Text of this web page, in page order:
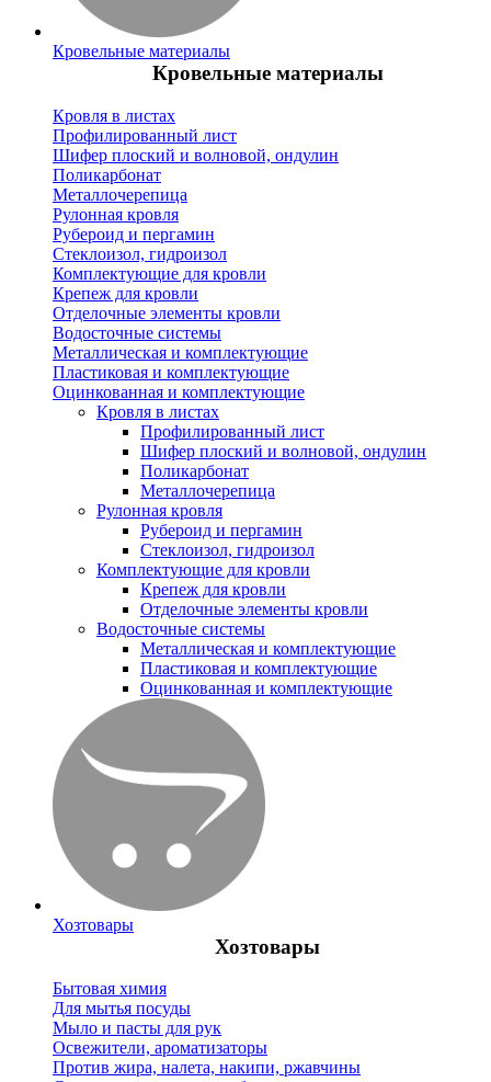
Кровельные материалы
Кровельные материалы
Кровля в листах
Профилированный лист
Шифер плоский и волновой, ондулин
Поликарбонат
Металлочерепица
Рулонная кровля
Рубероид и пергамин
Стеклоизол, гидроизол
Комплектующие для кровли
Крепеж для кровли
Отделочные элементы кровли
Водосточные системы
Металлическая и комплектующие
Пластиковая и комплектующие
Оцинкованная и комплектующие
Кровля в листах
Профилированный лист
Шифер плоский и волновой, ондулин
Поликарбонат
Металлочерепица
Рулонная кровля
Рубероид и пергамин
Стеклоизол, гидроизол
Комплектующие для кровли
Крепеж для кровли
Отделочные элементы кровли
Водосточные системы
Металлическая и комплектующие
Пластиковая и комплектующие
Оцинкованная и комплектующие
Хозтовары
Хозтовары
Бытовая химия
Для мытья посуды
Мыло и пасты для рук
Освежители, ароматизаторы
Против жира, налета, накипи, ржавчины